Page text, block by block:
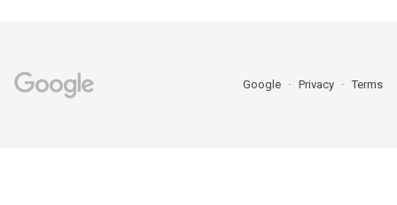
Google Privacy Terms